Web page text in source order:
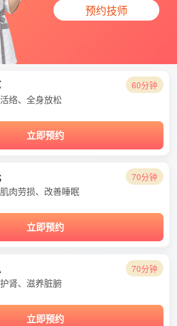
预约技师
60分钟
络、全身放松
立即预约
70分钟
肉劳损、改善睡眠
立即预约
70分钟
肾、滋养脏腑
立即预约